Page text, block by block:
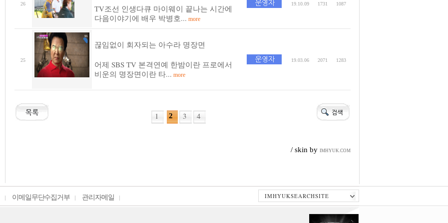
26
TV조선 인생다큐 마이웨이 끝나는 시간에
다음이야기에 배우 박병호... more
19.10.09 1731 1087
25
끊임없이 회자되는 아수라 명장면
어제 SBS TV 본격연예 한밤이란 프로에서
비운의 명장면이란 타... more
19.03.06 2071 1283
1 2 3 4
/ skin by IMHYUK.COM
이메일무단수집거부 관리자메일 IMHYUKSEARCHSITE